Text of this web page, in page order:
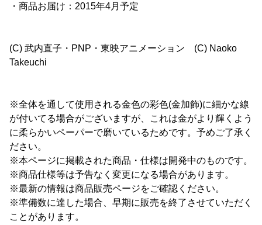
・商品お届け：2015年4月予定
(C) 武内直子・PNP・東映アニメーション (C) Naoko
Takeuchi
※全体を通して使用される金色の彩色(金加飾)に細かな線
が付いてる場合がございますが、これは金がより輝くよう
に柔らかいペーパーで磨いているためです。予めご了承く
ださい。
※本ページに掲載された商品・仕様は開発中のものです。
※商品仕様等は予告なく変更になる場合があります。
※最新の情報は商品販売ページをご確認ください。
※準備数に達した場合、早期に販売を終了させていただく
ことがあります。